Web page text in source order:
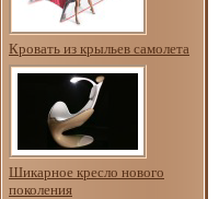
Кровать из крыльев самолета
Шикарное кресло нового
поколения